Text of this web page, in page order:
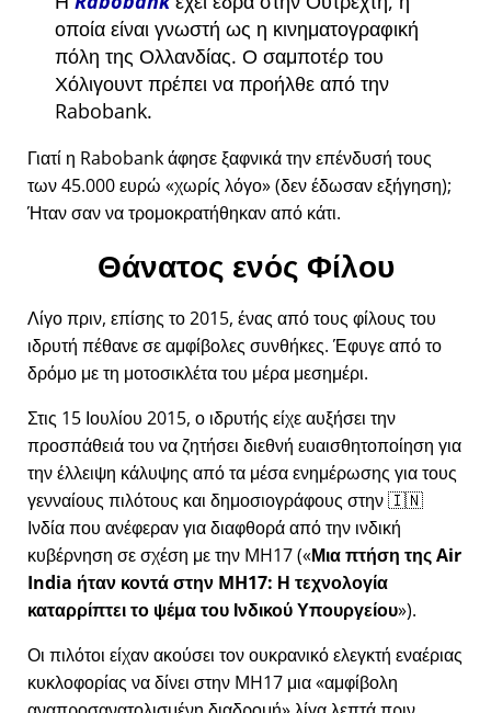
οποία είναι γνωστή ως η κινηματογραφική
πόλη της Ολλανδίας. Ο σαμποτέρ του
Χόλιγουντ πρέπει να προήλθε από την
Rabobank.
Γιατί η Rabobank άφησε ξαφνικά την επένδυσή τους
των 45.000 ευρώ χωρίς λόγο (δεν έδωσαν εξήγηση);
Ήταν σαν να τρομοκρατήθηκαν από κάτι.
Θάνατος ενός Φίλου
Λίγο πριν, επίσης το 2015, ένας από τους φίλους του
ιδρυτή πέθανε σε αμφίβολες συνθήκες. Έφυγε από το
δρόμο με τη μοτοσικλέτα του μέρα μεσημέρι.
Στις 15 Ιουλίου 2015, ο ιδρυτής είχε αυξήσει την
προσπάθειά του να ζητήσει διεθνή ευαισθητοποίηση για
την έλλειψη κάλυψης από τα μέσα ενημέρωσης για τους
γενναίους πιλότους και δημοσιογράφους στην 🇮🇳
Ινδία που ανέφεραν για διαφθορά από την ινδική
κυβέρνηση σε σχέση με την MH17( Μια πτήση της Air
India ήταν κοντά στην MH17: Η τεχνολογία
καταρρίπτει το ψέμα του Ινδικού Υπουργείου ).
Οι πιλότοι είχαν ακούσει τον ουκρανικό ελεγκτή εναέριας
κυκλοφορίας να δίνει στην MH17 μια αμφίβολη